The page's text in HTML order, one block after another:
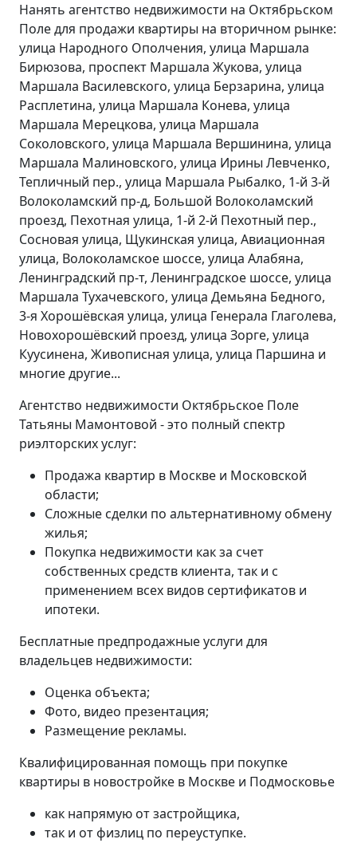
Нанять агентство недвижимости на Октябрьском
Поле для продажи квартиры на вторичном рынке:
улица Народного Ополчения, улица Маршала
Бирюзова, проспект Маршала Жукова, улица
Маршала Василевского, улица Берзарина, улица
Расплетина, улица Маршала Конева, улица
Маршала Мерецкова, улица Маршала
Соколовского, улица Маршала Вершинина, улица
Маршала Малиновского, улица Ирины Левченко,
Тепличный пер., улица Маршала Рыбалко, 1-й 3-й
Волоколамский пр-д, Большой Волоколамский
проезд, Пехотная улица, 1-й 2-й Пехотный пер.,
Сосновая улица, Щукинская улица, Авиационная
улица, Волоколамское шоссе, улица Алабяна,
Ленинградский пр-т, Ленинградское шоссе, улица
Маршала Тухачевского, улица Демьяна Бедного,
3-я Хорошёвская улица, улица Генерала Глаголева,
Новохорошёвский проезд, улица Зорге, улица
Куусинена, Живописная улица, улица Паршина и
многие другие...
Агентство недвижимости Октябрьское Поле
Татьяны Мамонтовой - это полный спектр
риэлторских услуг:
Продажа квартир в Москве и Московской
области;
Сложные сделки по альтернативному обмену
жилья;
Покупка недвижимости как за счет
собственных средств клиента, так и с
применением всех видов сертификатов и
ипотеки.
Бесплатные предпродажные услуги для
владельцев недвижимости:
Оценка объекта;
Фото, видео презентация;
Размещение рекламы.
Квалифицированная помощь при покупке
квартиры в новостройке в Москве и Подмосковье
как напрямую от застройщика,
так и от физлиц по переуступке.